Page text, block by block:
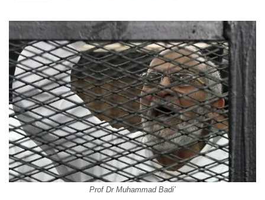
Prof Dr Muhammad Badi’